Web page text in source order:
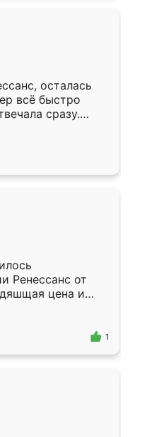
разнообразный.
потребуется из
здесь.
осталась
всё быстро
сразу.
подошёл к
Собрали
даже
Ренессанс от
цена и
Приехавший
самый
1